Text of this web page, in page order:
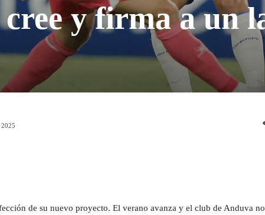
y firma a un
de su nuevo proyecto. El verano avanza y el club de Anduva